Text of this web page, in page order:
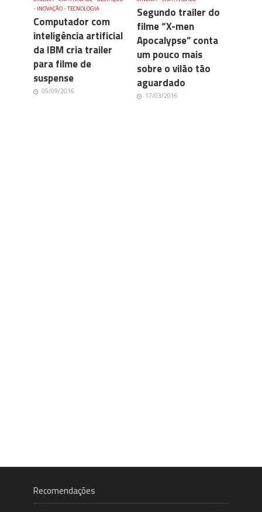
• INOVAÇÃO • TECNOLOGIA
Computador com
inteligência artificial
da IBM cria trailer
para filme de
suspense
05/09/2016
Segundo trailer do
filme “X-men
Apocalypse” conta
um pouco mais
sobre o vilão tão
aguardado
17/03/2016
Recomendações